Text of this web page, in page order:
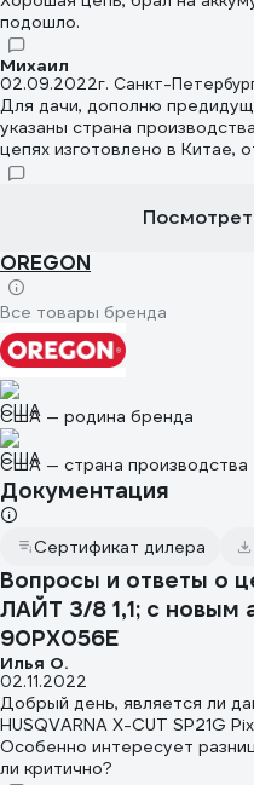
подошло.
Михаил
02.09.2022г. Санкт-
Для дачи, дополню
указаны страна
цепях изготовлено в Китае,
OREGON
Все товары бренда
США — родина бренда
США — страна производства
Документация
Сертификат дилера
Вопросы и ответы о
ЛАЙТ 3/8 1,1; с новым
90PX056E
Илья О.
02.11.2022
Добрый день, является ли
HUSQVARNA X-CUT SP21G
Особенно интересует
ли критично?